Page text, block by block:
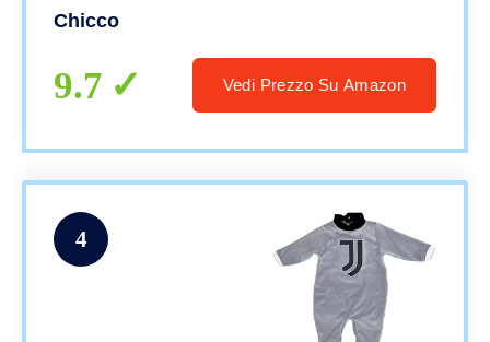
Chicco
9.7 Vedi Prezzo Su Amazon
4